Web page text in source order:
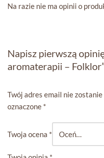
Na razie nie ma opinii o
Napisz pierwszą
aromaterapii –
Twój adres email nie
oznaczone *
Twoja ocena *